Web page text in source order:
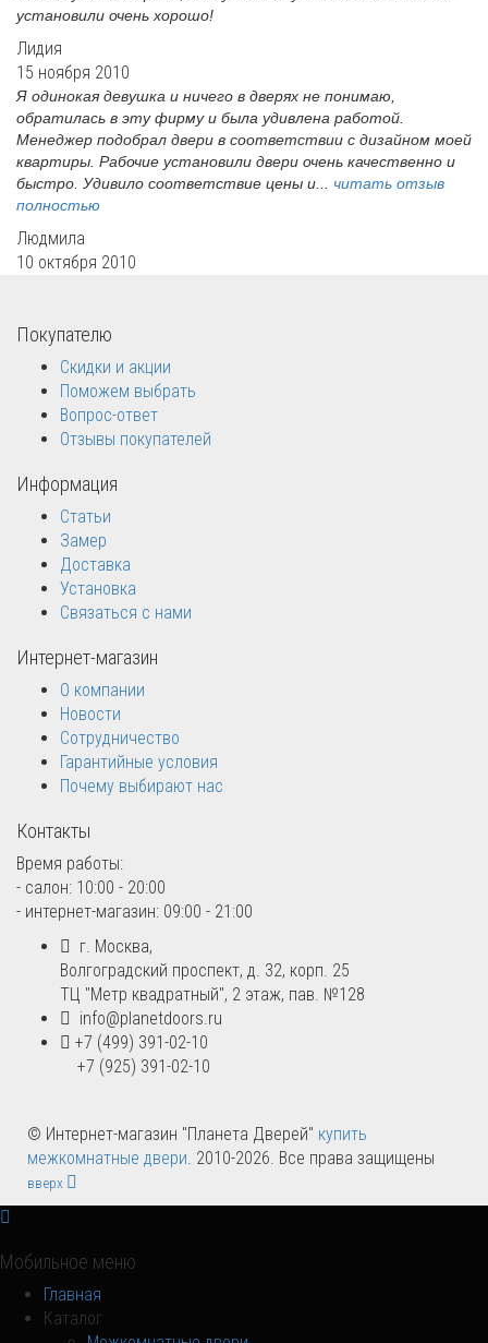
установили очень хорошо!
Лидия
15 ноября 2010
Я одинокая девушка и ничего в дверях не понимаю,
обратилась в эту фирму и была удивлена работой.
Менеджер подобрал двери в соответствии с дизайном моей
квартиры. Рабочие установили двери очень качественно и
быстро. Удивило соответствие цены и... читать отзыв
полностью
Людмила
10 октября 2010
Покупателю
Скидки и акции
Поможем выбрать
Вопрос-ответ
Отзывы покупателей
Информация
Статьи
Замер
Доставка
Установка
Связаться с нами
Интернет-магазин
О компании
Новости
Сотрудничество
Гарантийные условия
Почему выбирают нас
Контакты
Время работы:
- салон: 10:00 - 20:00
- интернет-магазин: 09:00 - 21:00
г. Москва,
Волгоградский проспект, д. 32, корп. 25
ТЦ "Метр квадратный", 2 этаж, пав. №128
info@planetdoors.ru
+7 (499) 391-02-10
+7 (925) 391-02-10
© Интернет-магазин "Планета Дверей" купить
межкомнатные двери. 2010-2026. Все права защищены
вверх
Мобильное меню
Главная
Каталог